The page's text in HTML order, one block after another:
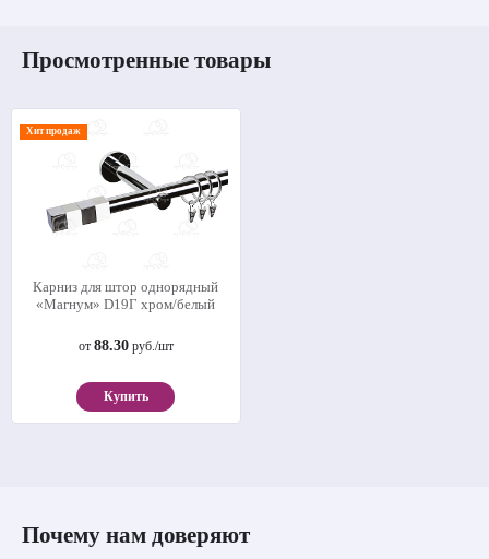
Просмотренные товары
Хит продаж
Карниз для штор однорядный
«Магнум» D19Г хром/белый
от 88.30руб./шт
Купить
Почему нам доверяют